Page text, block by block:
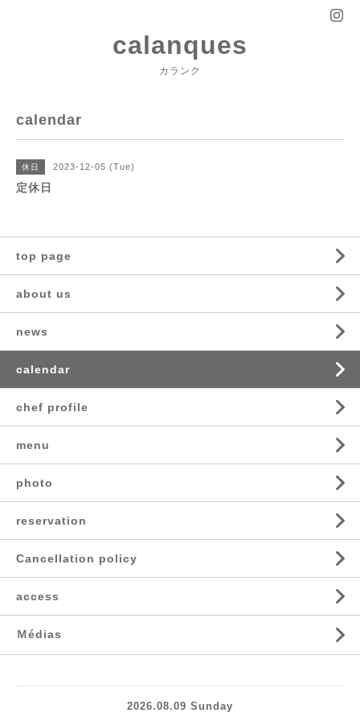
calanques
カランク
calendar
休日 2023-12-05 (Tue)
定休日
top page
about us
news
calendar
chef profile
menu
photo
reservation
Cancellation policy
access
Ｍédias
2026.08.09 Sunday